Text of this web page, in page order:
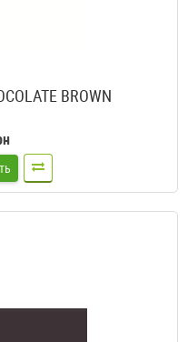
BROWN